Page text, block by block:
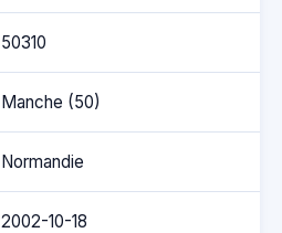
50310
Manche (50)
Normandie
2002-10-18